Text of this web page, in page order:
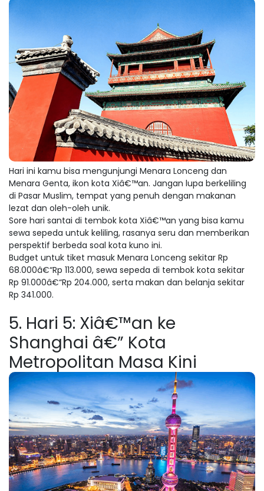
Hari ini kamu bisa mengunjungi Menara Lonceng dan
Menara Genta, ikon kota Xiâ€™an. Jangan lupa berkeliling
di Pasar Muslim, tempat yang penuh dengan makanan
lezat dan oleh-oleh unik.
Sore hari santai di tembok kota Xiâ€™an yang bisa kamu
sewa sepeda untuk keliling, rasanya seru dan memberikan
perspektif berbeda soal kota kuno ini.
Budget untuk tiket masuk Menara Lonceng sekitar Rp
68.000â€“Rp 113.000, sewa sepeda di tembok kota sekitar
Rp 91.000â€“Rp 204.000, serta makan dan belanja sekitar
Rp 341.000.
5. Hari 5: Xiâ€™an ke
Shanghai â€” Kota
Metropolitan Masa Kini